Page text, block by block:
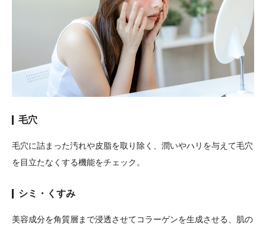
毛穴
毛穴に詰まった汚れや皮脂を取り除く、潤いやハリを与えて毛穴
を目立たなくする機能をチェック。
シミ・くすみ
美容成分を角質層まで浸透させてコラーゲンを生成させる、肌の